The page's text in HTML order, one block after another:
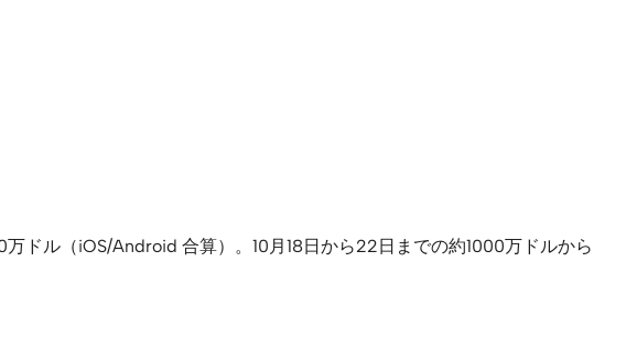
ドル（iOS/Android 合算）。10月18日から22日までの約1000万ドルから